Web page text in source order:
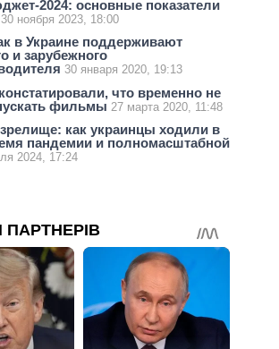
2024: основные показатели
30 ноября 2023, 18:00
в Украине поддерживают
и зарубежного
30 января 2020, 19:13
что временно не
фильмы 27 марта 2020, 11:48
как украинцы ходили в
пандемии и полномасштабной
2024, 17:24